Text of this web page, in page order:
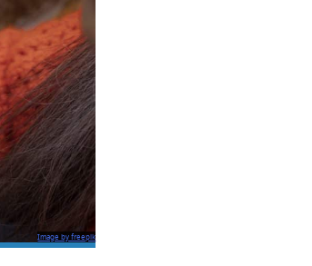
Image by freepik